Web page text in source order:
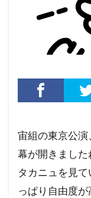
宙組の東京公
幕が開きました
タカニュを見
っぱり自由度